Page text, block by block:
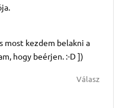
most kezdem belakni a
hogy beérjen. :-D ])
Válasz